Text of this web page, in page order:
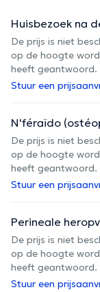
Huisbezoek na
De prijs is niet
op de hoogte
heeft geantwoord.
Stuur een
N'féraïdo
De prijs is niet
op de hoogte
heeft geantwoord.
Stuur een
Perineale
De prijs is niet
op de hoogte
heeft geantwoord.
Stuur een